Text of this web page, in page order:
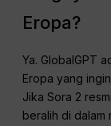
Eropa?
Ya. GlobalGPT
Eropa yang
Jika Sora 2
beralih di dalam